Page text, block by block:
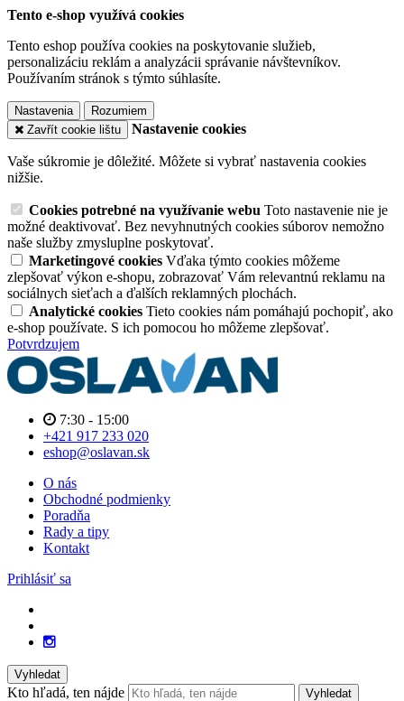
Tento e-shop využívá cookies
Tento eshop používa cookies na poskytovanie služieb,
personalizáciu reklám a analyzácii správanie návštevníkov.
Používaním stránok s týmto súhlasíte.
Nastavenia
Rozumiem
Zavřít cookie lištu
Nastavenie cookies
Vaše súkromie je dôležité. Môžete si vybrať nastavenia cookies
nižšie.
Cookies potrebné na využívanie webu Toto nastavenie nie je
možné deaktivovať. Bez nevyhnutných cookies súborov nemožno
naše služby zmysluplne poskytovať.
Marketingové cookies Vďaka týmto cookies môžeme
zlepšovať výkon e-shopu, zobrazovať Vám relevantnú reklamu na
sociálnych sieťach a ďalších reklamných plochách.
Analytické cookies Tieto cookies nám pomáhajú pochopiť, ako
e-shop používate. S ich pomocou ho môžeme zlepšovať.
Potvrdzujem
7:30 - 15:00
+421 917 233 020
eshop@oslavan.sk
O nás
Obchodné podmienky
Poradňa
Rady a tipy
Kontakt
Prihlásiť sa
Vyhledat
Kto hľadá, ten nájde Vyhledat